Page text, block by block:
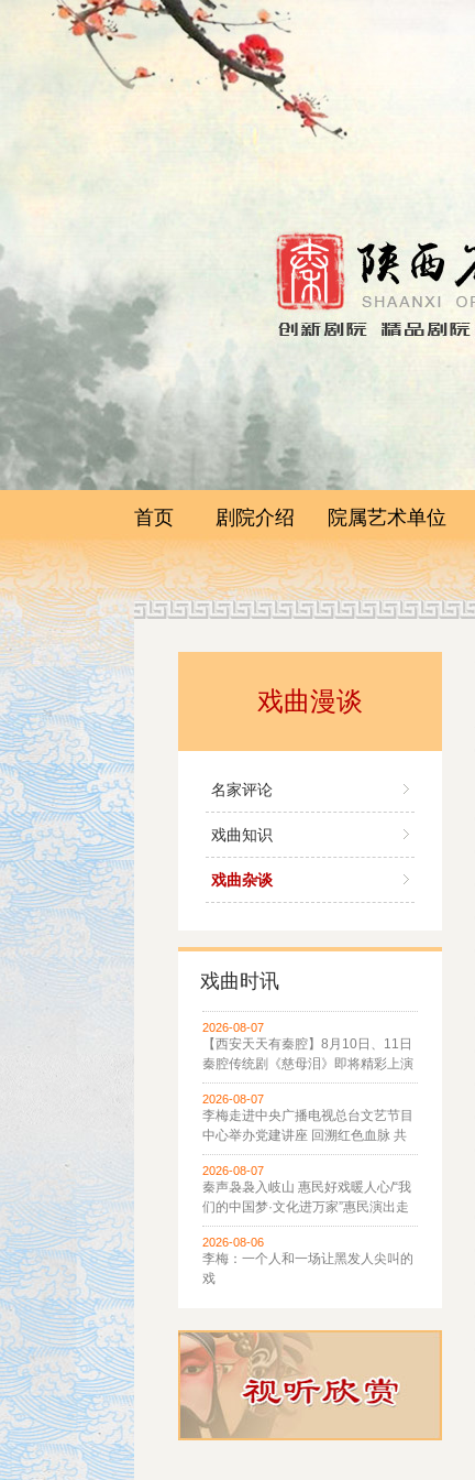
首页 剧院介绍
剧院简介
院长寄语
荣誉榜
院属艺术单位
一团
二团
艺术研究中心
戏曲漫谈
名家评论
戏曲知识
戏曲杂谈
戏曲时讯
2026-08-07
【西安天天有秦腔】8月10日、11日
秦腔传统剧《慈母泪》即将精彩上演
2026-08-07
李梅走进中央广播电视总台文艺节目
中心举办党建讲座 回溯红色血脉 共
话"新秦腔"时代新声
2026-08-07
秦声袅袅入岐山 惠民好戏暖人心/“我
们的中国梦·文化进万家”惠民演出走
进宝鸡岐山
2026-08-06
李梅：一个人和一场让黑发人尖叫的
戏